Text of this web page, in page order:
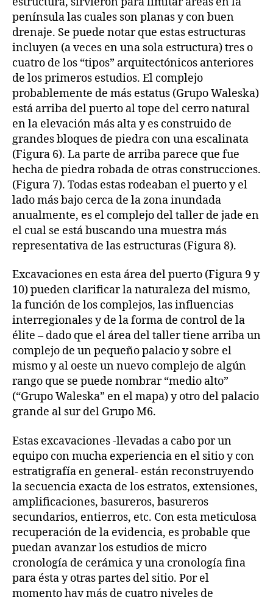
península las cuales son planas y con buen
drenaje. Se puede notar que estas estructuras
incluyen (a veces en una sola estructura) tres o
cuatro de los “tipos” arquitectónicos anteriores
de los primeros estudios. El complejo
probablemente de más estatus (Grupo Waleska)
está arriba del puerto al tope del cerro natural
en la elevación más alta y es construido de
grandes bloques de piedra con una escalinata
(Figura 6). La parte de arriba parece que fue
hecha de piedra robada de otras construcciones.
(Figura 7). Todas estas rodeaban el puerto y el
lado más bajo cerca de la zona inundada
anualmente, es el complejo del taller de jade en
el cual se está buscando una muestra más
representativa de las estructuras (Figura 8).
Excavaciones en esta área del puerto (Figura 9 y
10) pueden clarificar la naturaleza del mismo,
la función de los complejos, las influencias
interregionales y de la forma de control de la
élite – dado que el área del taller tiene arriba un
complejo de un pequeño palacio y sobre el
mismo y al oeste un nuevo complejo de algún
rango que se puede nombrar “medio alto”
(“Grupo Waleska” en el mapa) y otro del palacio
grande al sur del Grupo M6.
Estas excavaciones -llevadas a cabo por un
equipo con mucha experiencia en el sitio y con
estratigrafía en general- están reconstruyendo
la secuencia exacta de los estratos, extensiones,
amplificaciones, basureros, basureros
secundarios, entierros, etc. Con esta meticulosa
recuperación de la evidencia, es probable que
puedan avanzar los estudios de micro
cronología de cerámica y una cronología fina
para ésta y otras partes del sitio. Por el
momento hay más de cuatro niveles de